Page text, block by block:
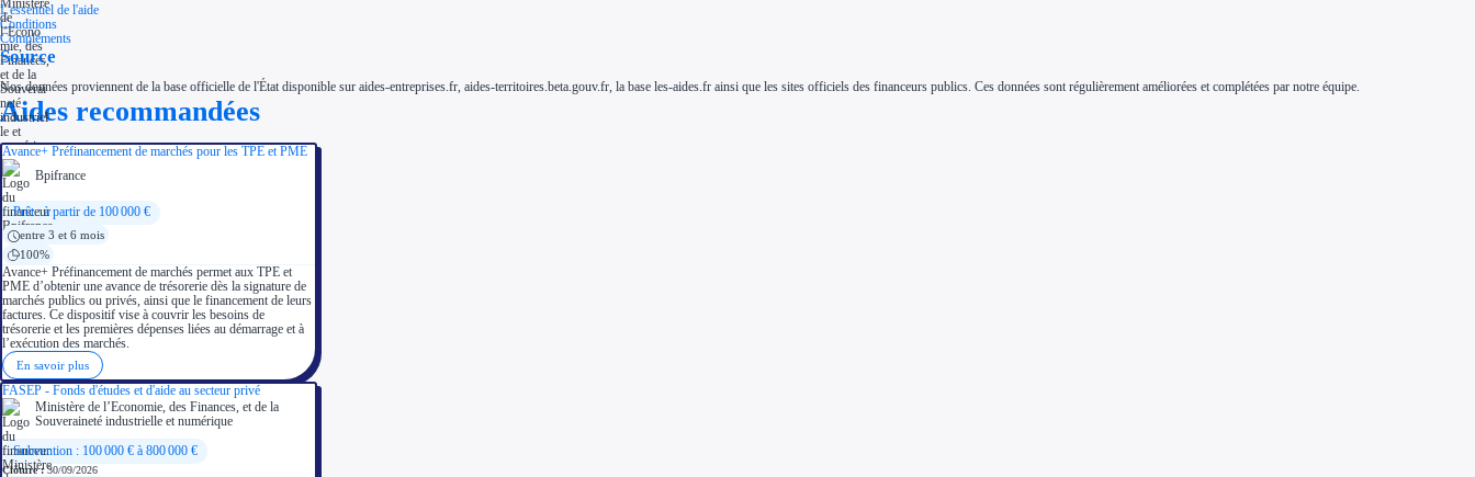
L'essentiel de l'aide
Conditions
Compléments
Source
Nos données proviennent de la base officielle de l'État disponible sur aides-entreprises.fr, aides-territoires.beta.gouv.fr, la base les-aides.fr ainsi que les sites officiels des financeurs publics. Ces données sont régulièrement améliorées et complétées par notre équipe.
Aides recommandées
Avance+ Préfinancement de marchés pour les TPE et PME
Bpifrance
Prêt : à partir de 100 000 €
entre 3 et 6 mois
100%
Avance+ Préfinancement de marchés permet aux TPE et
PME d’obtenir une avance de trésorerie dès la signature de
marchés publics ou privés, ainsi que le financement de leurs
factures. Ce dispositif vise à couvrir les besoins de
trésorerie et les premières dépenses liées au démarrage et à
l’exécution des marchés.
En savoir plus
FASEP - Fonds d'études et d'aide au secteur privé
Ministère de l’Economie, des Finances, et de la
Souveraineté industrielle et numérique
Subvention : 100 000 € à 800 000 €
Clôture :30/09/2026